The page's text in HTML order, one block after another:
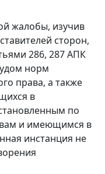
жалобы, изучив
сторон,
286, 287АПК
норм
права, а также
в
по
и имеющимся в
инстанция не